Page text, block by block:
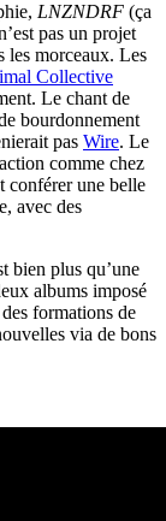
LNZNDRF (ça
pas un projet
les morceaux. Les
Collective
Le chant de
bourdonnement
pas Wire. Le
comme chez
conférer une belle
avec des
bien plus qu’une
albums imposé
formations de
via de bons